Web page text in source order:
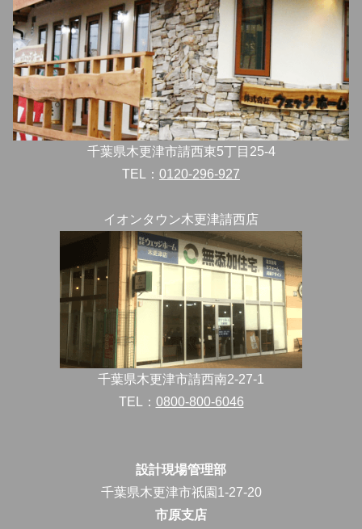
千葉県木更津市請西東5丁目25-4
TEL： 0120-296-927
イオンタウン木更津請西店
千葉県木更津市請西南2-27-1
TEL： 0800-800-6046
設計現場管理部
千葉県木更津市祇園1-27-20
市原支店